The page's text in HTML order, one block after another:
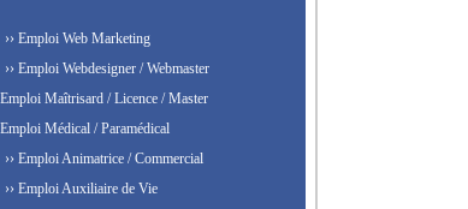
›› Emploi Web Marketing
›› Emploi Webdesigner / Webmaster
Emploi Maîtrisard / Licence / Master
Emploi Médical / Paramédical
›› Emploi Animatrice / Commercial
›› Emploi Auxiliaire de Vie